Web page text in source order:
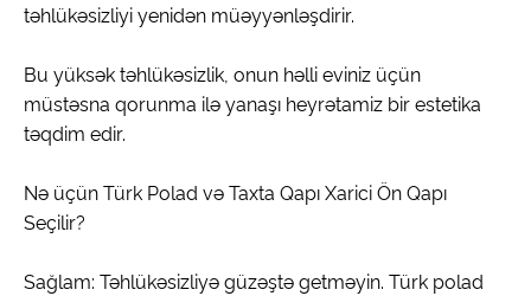
təhlükəsizliyi yenidən müəyyənləşdirir.
Bu yüksək təhlükəsizlik, onun həlli eviniz üçün
müstəsna qorunma ilə yanaşı heyrətamiz bir estetika
təqdim edir.
Nə üçün Türk Polad və Taxta Qapı Xarici Ön Qapı
Seçilir?
Sağlam: Təhlükəsizliyə güzəştə getməyin. Türk polad